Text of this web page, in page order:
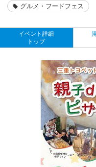
グルメ・フードフェス
イベント詳細
トップ